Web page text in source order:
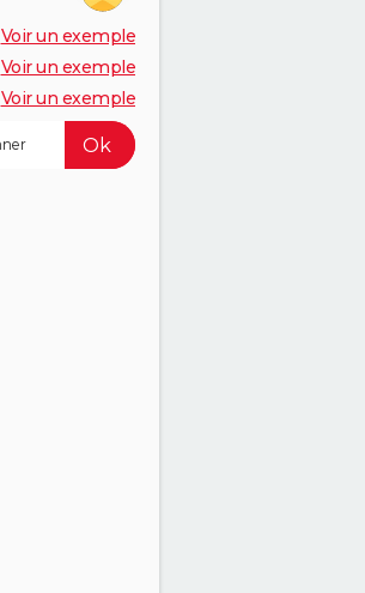
Voir un exemple
Voir un exemple
Voir un exemple